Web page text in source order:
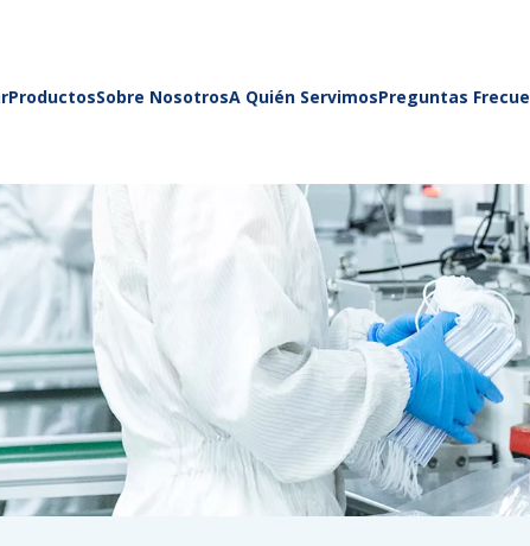
ProductosSobre NosotrosA Quién ServimosPreguntas